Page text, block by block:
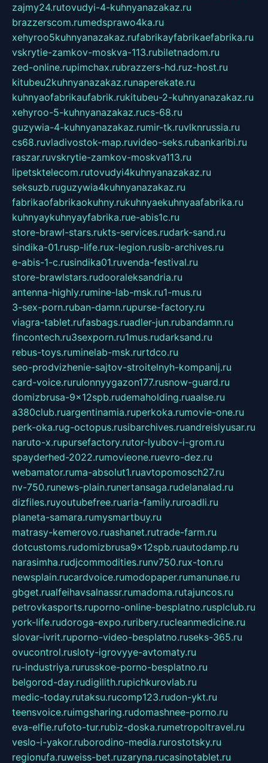
zajmy24.rutovudyi-4-kuhnyanazakaz.ru
brazzerscom.rumedsprawo4ka.ru
xehyroo5kuhnyanazakaz.rufabrikayfabrikaefabrika.ru
vskrytie-zamkov-moskva-113.rubiletnadom.ru
zed-online.rupimchax.rubrazzers-hd.ruz-host.ru
kitubeu2kuhnyanazakaz.runaperekate.ru
kuhnyaofabrikaufabrik.rukitubeu-2-kuhnyanazakaz.ru
xehyroo-5-kuhnyanazakaz.rucs-68.ru
guzywia-4-kuhnyanazakaz.rumir-tk.ruvlknrussia.ru
cs68.ruvladivostok-map.ruvideo-seks.rubankaribi.ru
raszar.ruvskrytie-zamkov-moskva113.ru
lipetsktelecom.rutovudyi4kuhnyanazakaz.ru
seksuzb.ruguzywia4kuhnyanazakaz.ru
fabrikaofabrikaokuhny.rukuhnyaekuhnyaafabrika.ru
kuhnyaykuhnyayfabrika.rue-abis1c.ru
store-brawl-stars.rukts-services.rudark-sand.ru
sindika-01.rusp-life.rux-legion.rusib-archives.ru
e-abis-1-c.rusindika01.ruvenda-festival.ru
store-brawlstars.rudooraleksandria.ru
antenna-highly.rumine-lab-msk.ru1-mus.ru
3-sex-porn.ruban-damn.rupurse-factory.ru
viagra-tablet.rufasbags.ruadler-jun.rubandamn.ru
fincontech.ru3sexporn.ru1mus.rudarksand.ru
rebus-toys.ruminelab-msk.rurtdco.ru
seo-prodvizhenie-sajtov-stroitelnyh-kompanij.ru
card-voice.rurulonnyygazon177.rusnow-guard.ru
domizbrusa-9x12spb.rudemaholding.ruaalse.ru
a380club.ruargentinamia.ruperkoka.rumovie-one.ru
perk-oka.rug-octopus.rusibarchives.ruandreislyusar.ru
naruto-x.rupursefactory.rutor-lyubov-i-grom.ru
spayderhed-2022.rumovieone.ruevro-dez.ru
webamator.ruma-absolut1.ruavtopomosch27.ru
nv-750.runews-plain.runertansaga.rudelanalad.ru
dizfiles.ruyoutubefree.ruaria-family.ruroadli.ru
planeta-samara.rumysmartbuy.ru
matrasy-kemerovo.ruashanet.rutrade-farm.ru
dotcustoms.rudomizbrusa9x12spb.ruautodamp.ru
narasimha.rudjcommodities.runv750.rux-ton.ru
newsplain.rucardvoice.rumodopaper.rumanunae.ru
gbget.rualfeihavsalnassr.rumadoma.rutajuncos.ru
petrovkasports.ruporno-online-besplatno.rusplclub.ru
york-life.rudoroga-expo.ruribery.rucleanmedicine.ru
slovar-ivrit.ruporno-video-besplatno.ruseks-365.ru
ovucontrol.rusloty-igrovyye-avtomaty.ru
ru-industriya.rurusskoe-porno-besplatno.ru
belgorod-day.rudigilith.rupichkurovlab.ru
medic-today.rutaksu.rucomp123.rudon-ykt.ru
teensvoice.ruimgsharing.rudomashnee-porno.ru
eva-elfie.rufoto-tur.rubiz-doska.rumetropoltravel.ru
veslo-i-yakor.ruborodino-media.rurostotsky.ru
regionufa.ruweiss-bet.ruzaryna.rucasinotablet.ru